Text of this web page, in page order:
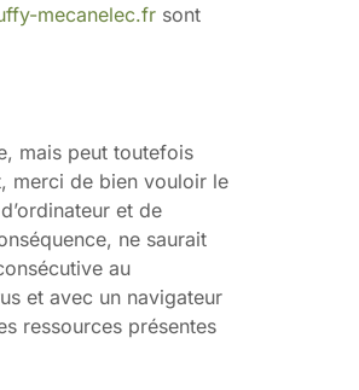
mecanelec.fr sont
mais peut toutefois
merci de bien vouloir le
et de
ne saurait
au
et avec un navigateur
ressources présentes